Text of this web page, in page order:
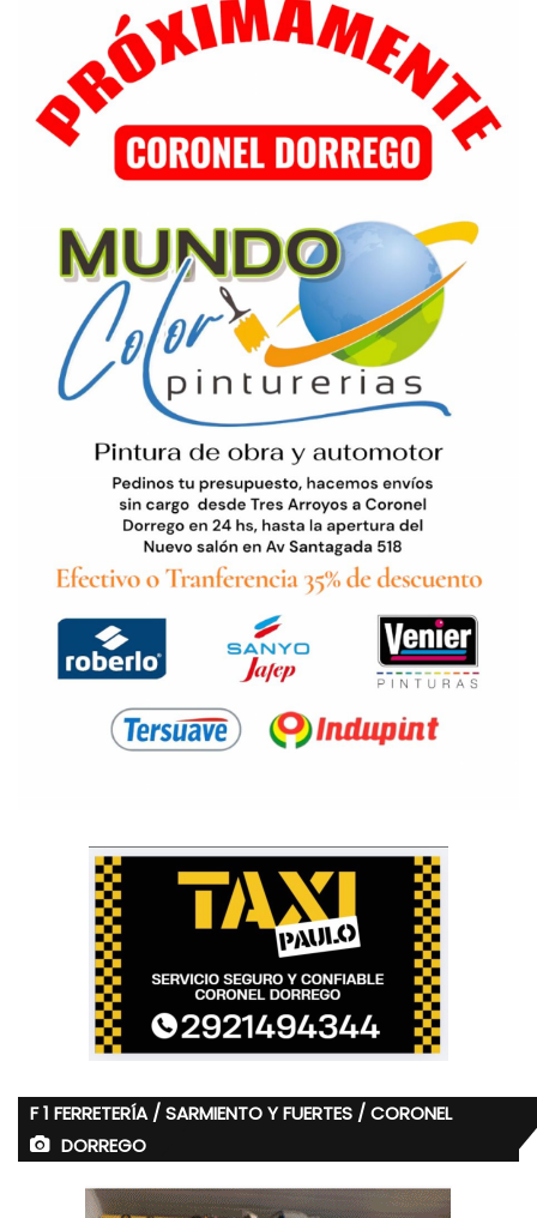
F 1 FERRETERÍA / SARMIENTO Y FUERTES / CORONEL
DORREGO